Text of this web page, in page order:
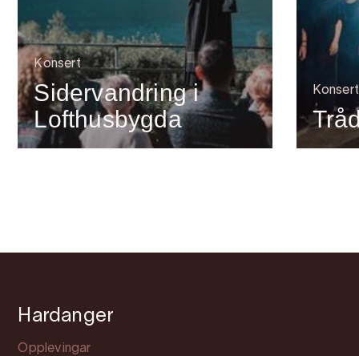
Konsert
Sidervandring i
Lofthusbygda
Konsert
Hardanger
Opplevingar